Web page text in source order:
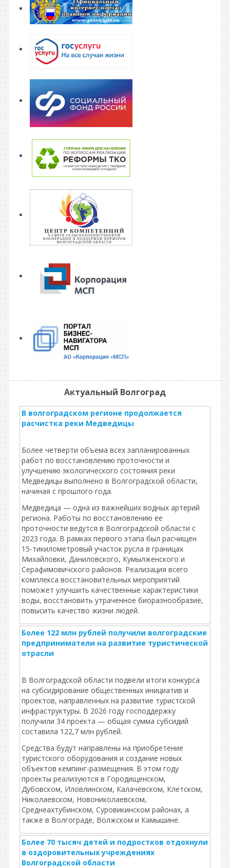
Актуальный Волгоград
В волгоградском регионе продолжается
расчистка реки Медведицы
Более четверти объема всех запланированных
работ по восстановлению проточности и
улучшению экологического состояния реки
Медведицы выполнено в Волгоградской области,
начиная с прошлого года.
Медведица — одна из важнейших водных артерий
региона. Работы по восстановлению ее
проточности ведутся в Волгоградской области с
2023 года. В рамках первого этапа был расчищен
15-тикилометровый участок русла в границах
Михайловки, Даниловского, Кумылженского и
Серафимовичского районов. Реализация всего
комплекса восстановительных мероприятий
поможет улучшить качественные характеристики
воды, восстановить утраченное биоразнообразие,
повысить качество жизни людей.
Более 122 млн рублей получили волгоградские
предприниматели на развитие туристической
отрасли
В Волгоградской области подвели итоги конкурса
на субсидирование общественных инициатив и
проектов, направленных на развитие туристской
инфраструктуры. В 2026 году господдержку
получили 34 проекта — общая сумма субсидий
составила 122,7 млн рублей.
Средства будут направлены на приобретение
туристского оборудования и создание новых
объектов кемпинг‑размещения. В этом году
проекты реализуются в Городищенском,
Дубовском, Иловлинском, Калачёвском, Клетском,
Николаевском, Новониколаевском,
Среднеахтубинском, Суровикинском районах, а
также в Волгограде, Волжском и Камышине.
Более 70 тысяч детей и подростков отдохнули
в оздоровительных учреждениях
Волгоградской области